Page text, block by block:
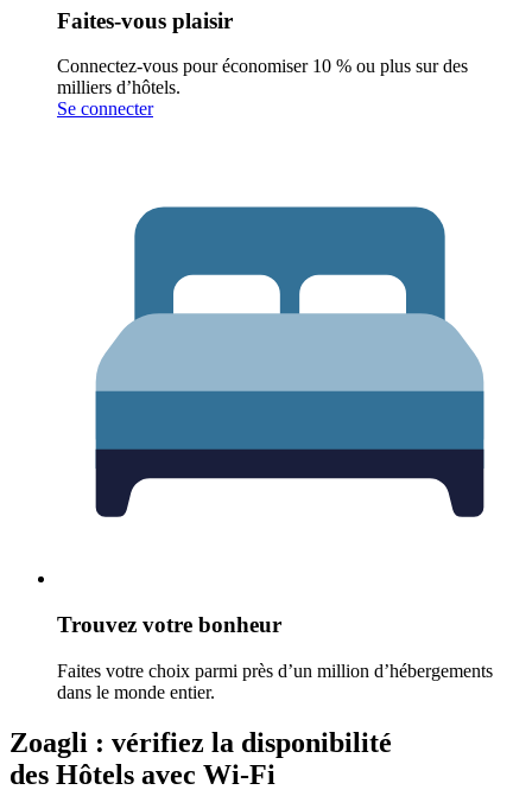
Faites-vous plaisir
Connectez-vous pour économiser 10 % ou plus sur des
milliers d’hôtels.
Se connecter
Trouvez votre bonheur
Faites votre choix parmi près d’un million d’hébergements
dans le monde entier.
Zoagli : vérifiez la disponibilité
des Hôtels avec Wi-Fi